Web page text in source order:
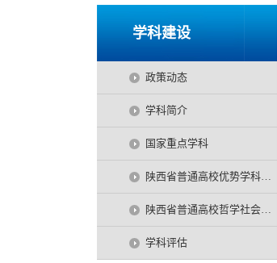
学科建设
政策动态
学科简介
国家重点学科
陕西省普通高校优势学科项目
陕西省普通高校哲学社会科学特色学科项目
学科评估